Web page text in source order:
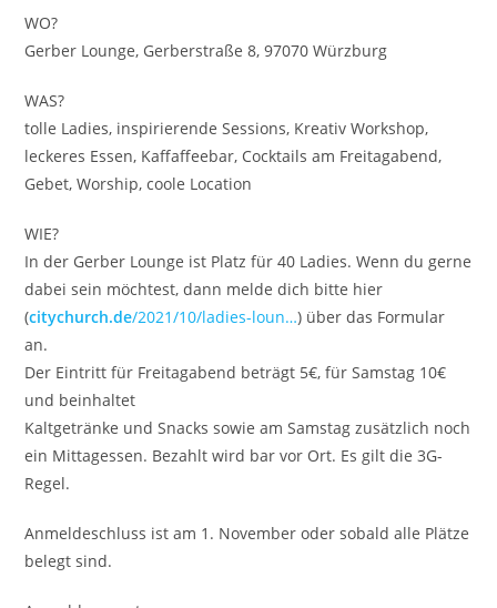
WO?
Gerber Lounge, Gerberstraße 8, 97070 Würzburg
WAS?
tolle Ladies, inspirierende Sessions, Kreativ Workshop,
leckeres Essen, Kaffaffeebar, Cocktails am Freitagabend,
Gebet, Worship, coole Location
WIE?
In der Gerber Lounge ist Platz für 40 Ladies. Wenn du gerne
dabei sein möchtest, dann melde dich bitte hier
(citychurch.de/2021/10/ladies-loun…) über das Formular
an.
Der Eintritt für Freitagabend beträgt 5€, für Samstag 10€
und beinhaltet
Kaltgetränke und Snacks sowie am Samstag zusätzlich noch
ein Mittagessen. Bezahlt wird bar vor Ort. Es gilt die 3G-
Regel.
Anmeldeschluss ist am 1. November oder sobald alle Plätze
belegt sind.